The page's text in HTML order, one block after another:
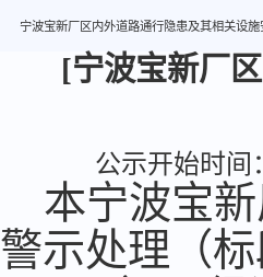
宁波宝新厂区内外道路通行隐患及其相关设
[宁波宝新厂
公示开始时间
本宁波宝新
警示处理（